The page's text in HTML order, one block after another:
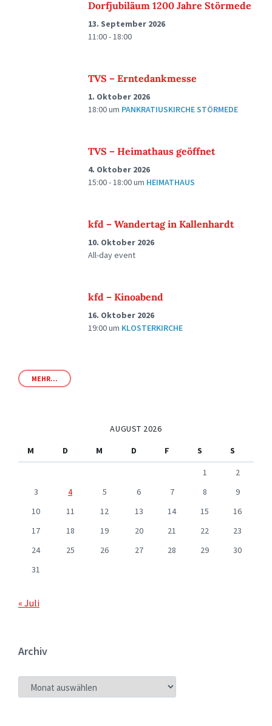
Dorfjubiläum 1200 Jahre Störmede
13. September 2026
11:00 - 18:00
TVS – Erntedankmesse
1. Oktober 2026
18:00um PANKRATIUSKIRCHE STÖRMEDE
TVS – Heimathaus geöffnet
4. Oktober 2026
15:00 - 18:00um HEIMATHAUS
kfd – Wandertag in Kallenhardt
10. Oktober 2026
All-day event
kfd – Kinoabend
16. Oktober 2026
19:00um KLOSTERKIRCHE
MEHR...
AUGUST 2026
M
D M D F S
S
1
2
3
4 5 6 7 8
9
10
11 12 13 14 15
16
17
18 19 20 21 22
23
24
25 26 27 28 29
30
31
« Juli
Archiv
ARCHIV